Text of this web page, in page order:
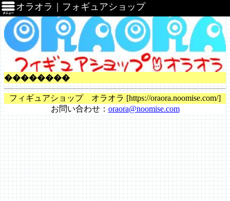
オラオラ｜フォギュアショップ
��������
フィギュアショップ オラオラ [https://oraora.noomise.com/]
お問い合わせ： oraora@noomise.com